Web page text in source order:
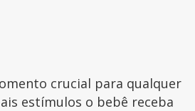
crucial para qualquer
estímulos o bebê receba